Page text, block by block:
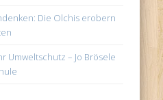
Die Olchis erobern
Umweltschutz – Jo Brösele